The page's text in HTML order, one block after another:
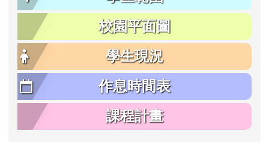
校園平面圖
學生現況
作息時間表
課程計畫